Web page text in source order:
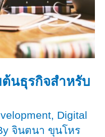
ต้นธุรกิจสำหรับ
, Digital
จินตนา ขุนโหร